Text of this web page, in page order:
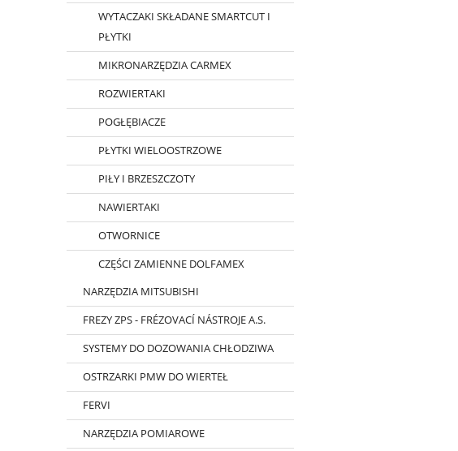
WYTACZAKI SKŁADANE SMARTCUT I
PŁYTKI
MIKRONARZĘDZIA CARMEX
ROZWIERTAKI
POGŁĘBIACZE
PŁYTKI WIELOOSTRZOWE
PIŁY I BRZESZCZOTY
NAWIERTAKI
OTWORNICE
CZĘŚCI ZAMIENNE DOLFAMEX
NARZĘDZIA MITSUBISHI
FREZY ZPS - FRÉZOVACÍ NÁSTROJE A.S.
SYSTEMY DO DOZOWANIA CHŁODZIWA
OSTRZARKI PMW DO WIERTEŁ
FERVI
NARZĘDZIA POMIAROWE